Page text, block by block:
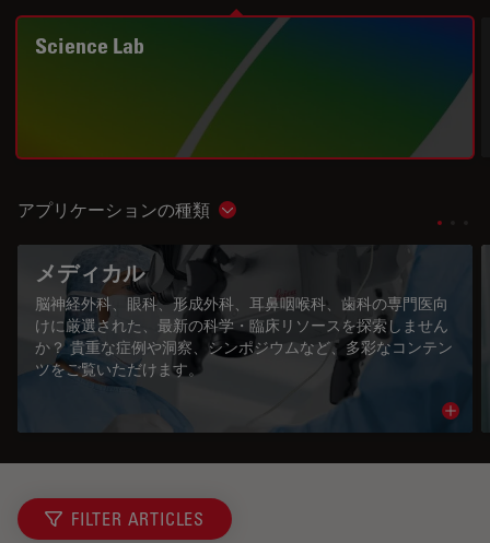
Science Lab
アプリケーションの種類 Show subnavigation
メディカル
脳神経外科、眼科、形成外科、耳鼻咽喉科、歯科の専門医向
けに厳選された、最新の科学・臨床リソースを探索しません
か？ 貴重な症例や洞察、シンポジウムなど、多彩なコンテン
ツをご覧いただけます。
FILTER ARTICLES